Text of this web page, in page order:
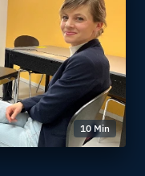
10 Min